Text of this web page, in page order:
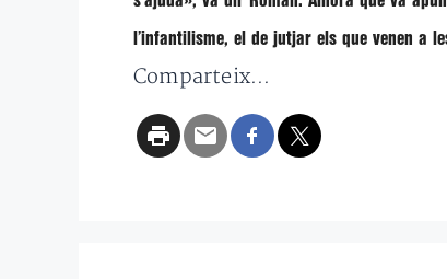
l’infantilisme, el de jutjar els que venen a
Comparteix...